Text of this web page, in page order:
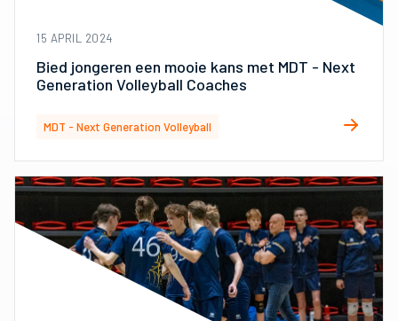
15 APRIL 2024
Bied jongeren een mooie kans met MDT - Next
Generation Volleyball Coaches
MDT - Next Generation Volleyball